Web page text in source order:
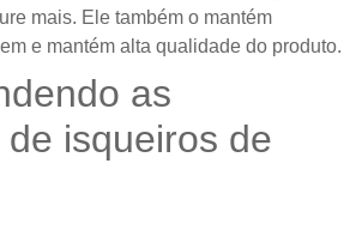
mais. Ele também o mantém
e mantém alta qualidade do produto.
as
isqueiros de